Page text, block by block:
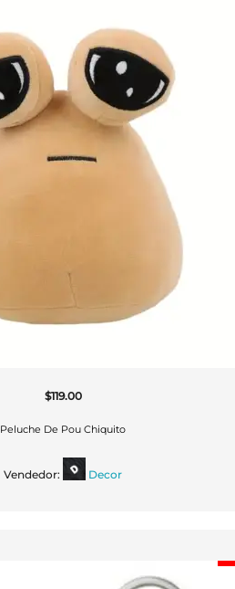
$119.00
Peluche De Pou Chiquito
Vendedor: Decor